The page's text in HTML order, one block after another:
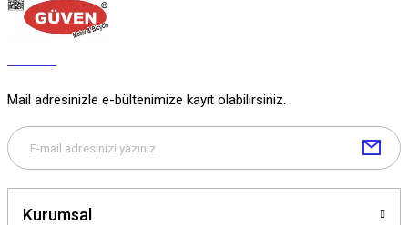
Mail adresinizle e-bültenimize kayıt olabilirsiniz.
Kurumsal